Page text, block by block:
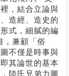
，結合立論與
造經、造史的
式，細膩的編
，兼顧「俗
不僅是時事與
其論世的基本
陸氏兄弟力圖